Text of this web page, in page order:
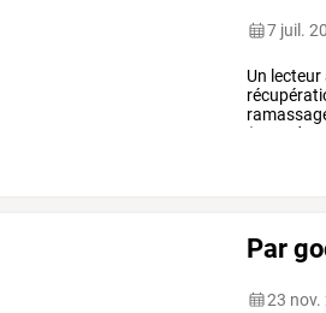
7 juil.
Un lecteur
(sans
doute
Par
23 nov.